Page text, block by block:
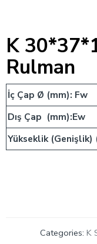
K
Rulman
İç Çap Ø (mm): Fw
Dış Çap (mm):Ew
Yükseklik (Genişlik)
Categories: K